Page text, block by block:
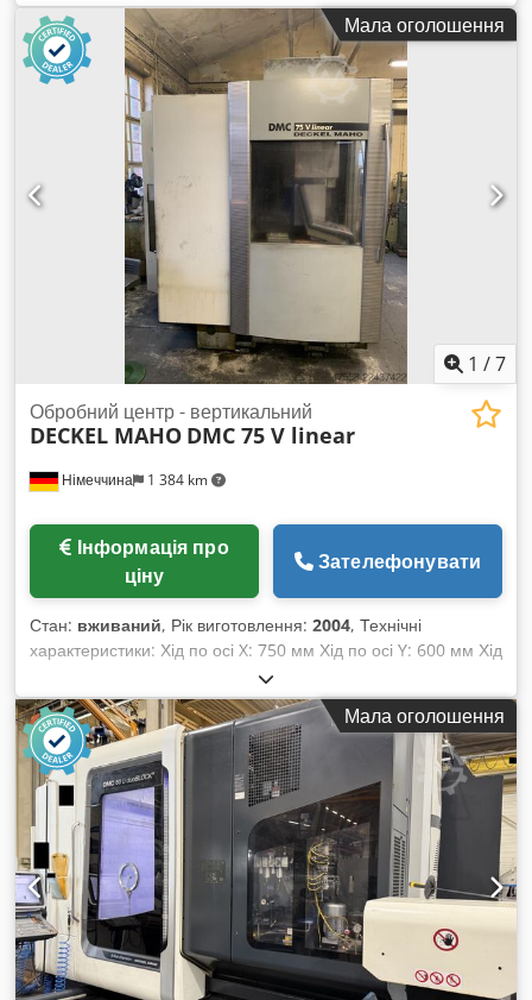
рамках нашої промислової аукції/аукціону обладнання,
пов’язаного з ліквідацією активів компанії J&S GmbH
Automotive Technology - BGA - обладнання для майстерні,
інструменти, складське обладнання, матеріали, офісні
меблі, обладнання для їдальні. Cjdpfezp Dg Djx Ahuoha
Цей та багато інших лотів ви знайдете на нашій платформі.
Мала оголошення
1 /7
Німеччина 1 384 km
Обробний центр - вертикальний
DECKEL MAHO DMC 75 V linear
ціну
Зателефонувати
Стан: вживаний, Рік виготовлення: 2004, Технічні
характеристики: Хід по осі X: 750 мм Хід по осі Y: 600 мм Хід
по осі Z: 560 мм Загальний час роботи: 78 328 год. Час
роботи шпинделя: 38 073 год. Система управління:
Heidenhain iTNC 530 Магазин інструментів: 30 позицій Тип
кріплення інструмента: HSK-A 63 Регульована швидкість
подачі: 90 мм/хв Швидкий хід: 90 м/хв Chjdszp Dvrjpfx
Ahuea Розмір столу: 950 x 650 мм Навантаження на стіл:
1000 кг Загальна потреба в потужності: 73 кВА Маса
верстата, приблизно: 11,0 т Габаритні розміри верстата,
приблизно (Д x Ш x В): 4,9 x 4,3 x 3,15 м DECKEL MAHO
DMC 75 V linear – це високоточний вертикальний CNC-
обробний центр з лінійними приводами, призначений для
3-осьової обробки.
Мала оголошення